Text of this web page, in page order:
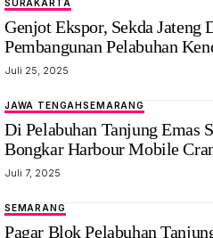
SURAKARTA
Genjot Ekspor, Sekda Jateng
Pembangunan Pelabuhan
Juli 25, 2025
JAWA TENGAHSEMARANG
Di Pelabuhan Tanjung Emas
Bongkar Harbour Mobile
Juli 7, 2025
SEMARANG
Pagar Blok Pelabuhan